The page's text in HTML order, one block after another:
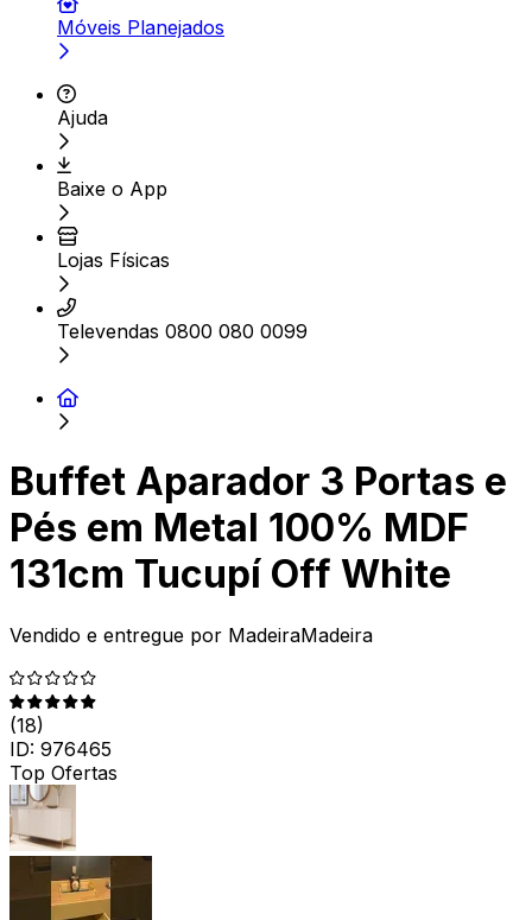
Móveis Planejados
Ajuda
Baixe o App
Lojas Físicas
Televendas 0800 080 0099
Buffet Aparador 3 Portas e
Pés em Metal 100% MDF
131cm Tucupí Off White
Vendido e entregue por MadeiraMadeira
(18)
ID: 976465
Top Ofertas